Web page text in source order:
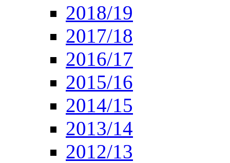
2018/19
2017/18
2016/17
2015/16
2014/15
2013/14
2012/13